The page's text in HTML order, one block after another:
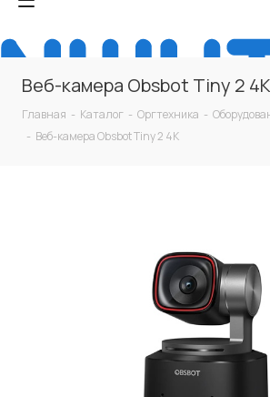
Веб-камера Obsbot Tiny 2 4K
Главная - Каталог - Оргтехника -
- Веб-камера Obsbot Tiny 2 4K